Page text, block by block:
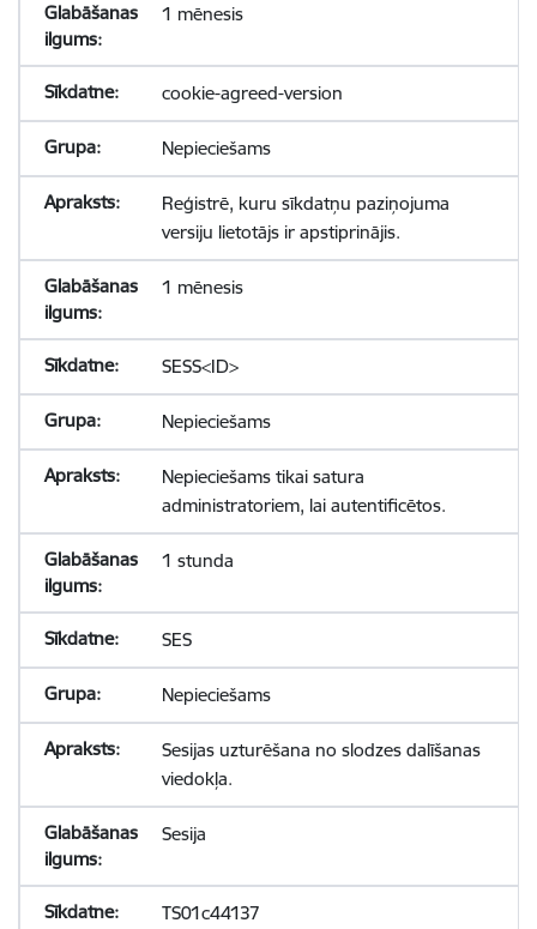
1 mēnesis
cookie-agreed-version
Nepieciešams
Reģistrē, kuru sīkdatņu paziņojuma
versiju lietotājs ir apstiprinājis.
1 mēnesis
SESS<ID>
Nepieciešams
Nepieciešams tikai satura
administratoriem, lai autentificētos.
1 stunda
SES
Nepieciešams
Sesijas uzturēšana no slodzes dalīšanas
viedokļa.
Sesija
TS01c44137